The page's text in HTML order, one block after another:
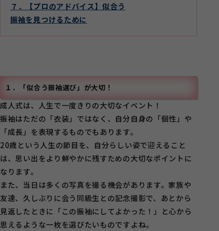
７．【プロのアドバイス】似合う
振袖を見つけるために
１．「似合う振袖選び」が大切！
成人式は、人生で一度きりの大切なイベント！
振袖はただの「衣装」ではなく、自分自身の「個性」や
「成長」を表現するものでもあります。
20歳という人生の節目を、自分らしい姿で迎えること
は、思い出をより鮮やかに残すための大切なポイントに
なります。
また、当日は多くの写真を撮る機会があります。家族や
友達、久しぶりに会う同級生との記念撮影で、あとから
見返したときに「この振袖にしてよかった！」と心から
思えるような一枚を選びたいものですよね。